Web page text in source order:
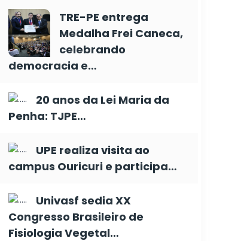
TRE-PE entrega
Medalha Frei Caneca,
celebrando
democracia e…
20 anos da Lei Maria da
Penha: TJPE…
UPE realiza visita ao
campus Ouricuri e participa…
Univasf sedia XX
Congresso Brasileiro de
Fisiologia Vegetal…